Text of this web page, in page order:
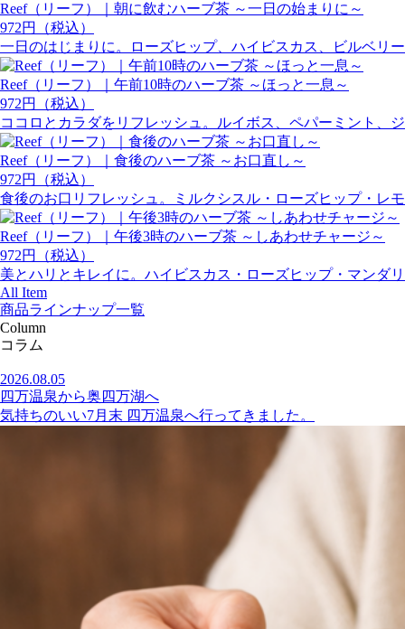
Reef（リーフ）｜朝に飲むハーブ茶 ～一日の始まりに～
972円（税込）
一日のはじまりに。ローズヒップ、ハイビスカス、ビルベリ
Reef（リーフ）｜午前10時のハーブ茶 ～ほっと一息～
972円（税込）
ココロとカラダをリフレッシュ。ルイボス、ペパーミント、
Reef（リーフ）｜食後のハーブ茶 ～お口直し～
972円（税込）
食後のお口リフレッシュ。ミルクシスル・ローズヒップ・レ
Reef（リーフ）｜午後3時のハーブ茶 ～しあわせチャージ～
972円（税込）
美とハリとキレイに。ハイビスカス・ローズヒップ・マンダ
All Item
商品ラインナップ一覧
Column
コラム
2026.08.05
四万温泉から奥四万湖へ
気持ちのいい7月末 四万温泉へ行ってきました。